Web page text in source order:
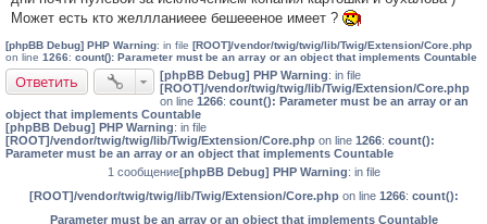
н
и
#
1
Может есть кто желлланиеее бешеееное имеет ?
[phpBB Debug] PHP Warning: in file [ROOT]/vendor/twig/twig/lib/Twig/Extension/Core.php
on line 1266: count(): Parameter must be an array or an object that implements Countable
Ответить [phpBB Debug] PHP Warning: in file
[ROOT]/vendor/twig/twig/lib/Twig/Extension/Core.php
on line 1266: count(): Parameter must be an array or an
object that implements Countable
[phpBB Debug] PHP Warning: in file
[ROOT]/vendor/twig/twig/lib/Twig/Extension/Core.php on line 1266: count():
Parameter must be an array or an object that implements Countable
1 сообщение[phpBB Debug] PHP Warning: in file
[ROOT]/vendor/twig/twig/lib/Twig/Extension/Core.phpon line 1266: count():
Parameter must be an array or an object that implements Countable